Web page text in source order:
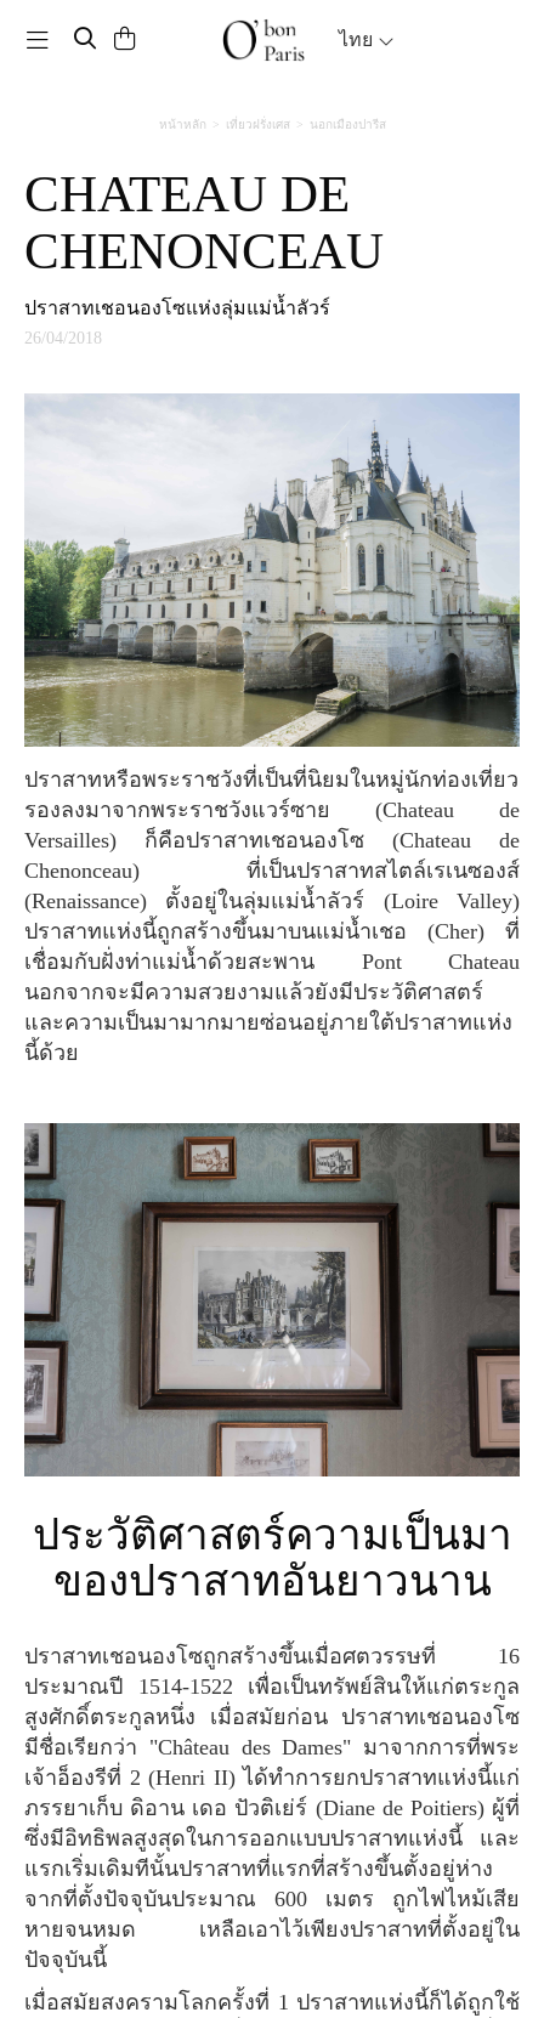
Toggle navigation ไทย
หน้าหลัก เที่ยวฝรั่งเศส นอกเมืองปารีส
CHATEAU DE
CHENONCEAU
ปราสาทเชอนองโซแห่งลุ่มแม่น้ำลัวร์
26/04/2018
ปราสาทหรือพระราชวังที่เป็นที่นิยมในหมู่นักท่องเที่ยว
รองลงมาจากพระราชวังแวร์ซาย (Chateau de
Versailles) ก็คือปราสาทเชอนองโซ (Chateau de
Chenonceau) ที่เป็นปราสาทสไตล์เรเนซองส์
(Renaissance) ตั้งอยู่ในลุ่มแม่น้ำลัวร์ (Loire Valley)
ปราสาทแห่งนี้ถูกสร้างขึ้นมาบนแม่น้ำเชอ (Cher) ที่
เชื่อมกับฝั่งท่าแม่น้ำด้วยสะพาน Pont Chateau
นอกจากจะมีความสวยงามแล้วยังมีประวัติศาสตร์
และความเป็นมามากมายซ่อนอยู่ภายใต้ปราสาทแห่ง
นี้ด้วย
ประวัติศาสตร์ความเป็นมา
ของปราสาทอันยาวนาน
ปราสาทเชอนองโซถูกสร้างขึ้นเมื่อศตวรรษที่ 16
ประมาณปี 1514-1522 เพื่อเป็นทรัพย์สินให้แก่ตระกูล
สูงศักดิ์ตระกูลหนึ่ง เมื่อสมัยก่อน ปราสาทเชอนองโซ
มีชื่อเรียกว่า "Château des Dames" มาจากการที่พระ
เจ้าอ็องรีที่ 2 (Henri II) ได้ทำการยกปราสาทแห่งนี้แก่
ภรรยาเก็บ ดิอาน เดอ ปัวติเย่ร์ (Diane de Poitiers) ผู้ที่
ซึ่งมีอิทธิพลสูงสุดในการออกแบบปราสาทแห่งนี้ และ
แรกเริ่มเดิมทีนั้นปราสาทที่แรกที่สร้างขึ้นตั้งอยู่ห่าง
จากที่ตั้งปัจจุบันประมาณ 600 เมตร ถูกไฟไหม้เสีย
หายจนหมด เหลือเอาไว้เพียงปราสาทที่ตั้งอยู่ใน
ปัจจุบันนี้
เมื่อสมัยสงครามโลกครั้งที่ 1 ปราสาทแห่งนี้ก็ได้ถูกใช้